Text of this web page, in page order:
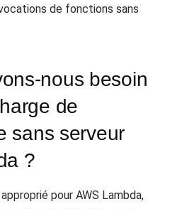
de fonctions sans
nous besoin
de
sans serveur
?
pour AWS Lambda,